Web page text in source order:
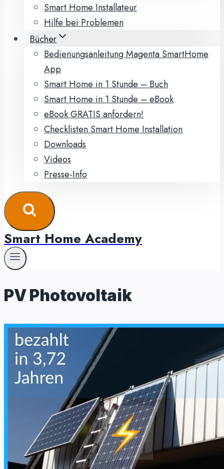
Smart Home Installateur
Hilfe bei Problemen
Bücher
Bedienungsanleitung Magenta SmartHome
App
Smart Home in 1 Stunde – Buch
Smart Home in 1 Stunde – eBook
eBook GRATIS anfordern!
Checklisten Smart Home Installation
Downloads
Videos
Presse-Info
Smart Home Academy
PV Photovoltaik